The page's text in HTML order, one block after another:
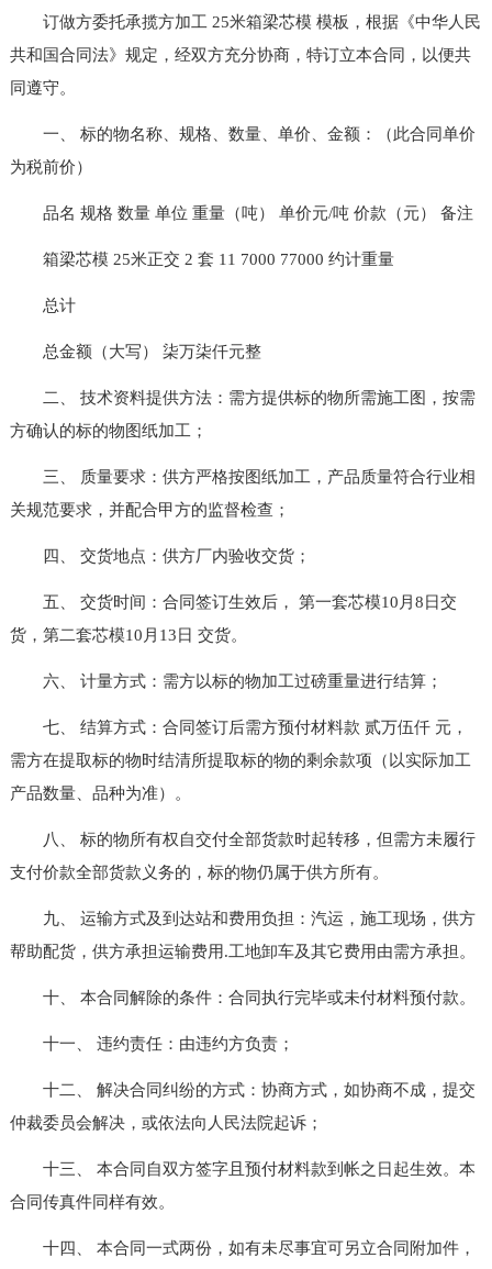
订做方委托承揽方加工 25米箱梁芯模 模板，根据《中华人民
共和国合同法》规定，经双方充分协商，特订立本合同，以便共
同遵守。
一、 标的物名称、规格、数量、单价、金额：（此合同单价
为税前价）
品名 规格 数量 单位 重量（吨） 单价元/吨 价款（元） 备注
箱梁芯模 25米正交 2 套 11 7000 77000 约计重量
总计
总金额（大写） 柒万柒仟元整
二、 技术资料提供方法：需方提供标的物所需施工图，按需
方确认的标的物图纸加工；
三、 质量要求：供方严格按图纸加工，产品质量符合行业相
关规范要求，并配合甲方的监督检查；
四、 交货地点：供方厂内验收交货；
五、 交货时间：合同签订生效后， 第一套芯模10月8日交
货，第二套芯模10月13日 交货。
六、 计量方式：需方以标的物加工过磅重量进行结算；
七、 结算方式：合同签订后需方预付材料款 贰万伍仟 元，
需方在提取标的物时结清所提取标的物的剩余款项（以实际加工
产品数量、品种为准）。
八、 标的物所有权自交付全部货款时起转移，但需方未履行
支付价款全部货款义务的，标的物仍属于供方所有。
九、 运输方式及到达站和费用负担：汽运，施工现场，供方
帮助配货，供方承担运输费用.工地卸车及其它费用由需方承担。
十、 本合同解除的条件：合同执行完毕或未付材料预付款。
十一、 违约责任：由违约方负责；
十二、 解决合同纠纷的方式：协商方式，如协商不成，提交
仲裁委员会解决，或依法向人民法院起诉；
十三、 本合同自双方签字且预付材料款到帐之日起生效。本
合同传真件同样有效。
十四、 本合同一式两份，如有未尽事宜可另立合同附加件，